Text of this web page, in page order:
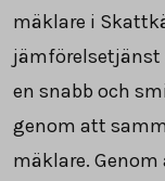
mäklare i
jämförelsetjänst
en snabb och
genom att
mäklare.